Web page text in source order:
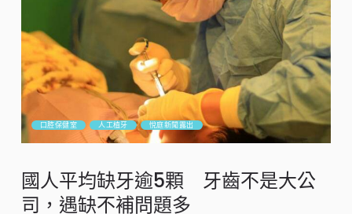
口腔保健室 人工植牙 悅庭新聞露出
國人平均缺牙逾5顆 牙齒不是大公
司，遇缺不補問題多